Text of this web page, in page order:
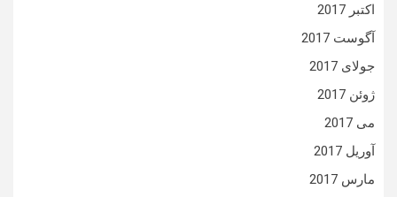
اکتبر 2017
آگوست 2017
جولای 2017
ژوئن 2017
می 2017
آوریل 2017
مارس 2017